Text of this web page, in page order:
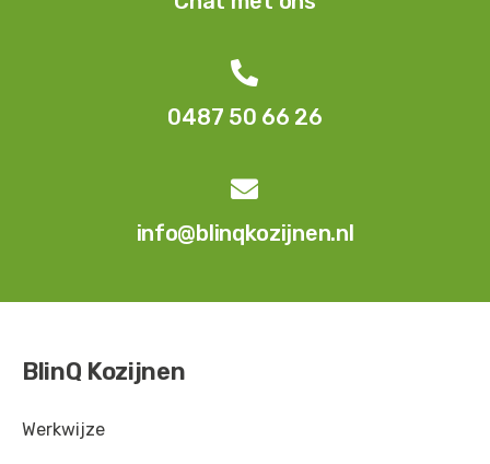

0487 50 66 26

info@blinqkozijnen.nl
BlinQ Kozijnen
Werkwijze